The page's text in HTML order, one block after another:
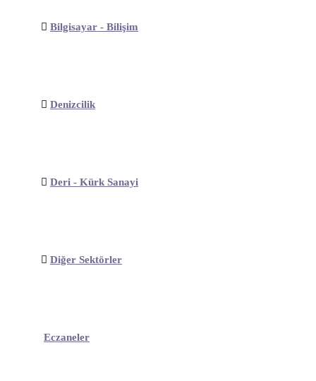
Bilgisayar - Bilişim
Denizcilik
Deri - Kürk Sanayi
Diğer Sektörler
Eczaneler